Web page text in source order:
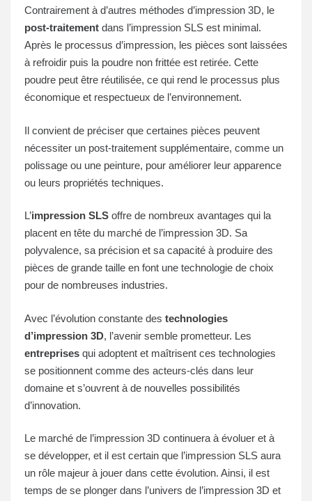
Contrairement à d’autres méthodes d’impression 3D, le
post-traitement dans l’impression SLS est minimal.
Après le processus d’impression, les pièces sont laissées
à refroidir puis la poudre non frittée est retirée. Cette
poudre peut être réutilisée, ce qui rend le processus plus
économique et respectueux de l’environnement.
Il convient de préciser que certaines pièces peuvent
nécessiter un post-traitement supplémentaire, comme un
polissage ou une peinture, pour améliorer leur apparence
ou leurs propriétés techniques.
L’impression SLS offre de nombreux avantages qui la
placent en tête du marché de l’impression 3D. Sa
polyvalence, sa précision et sa capacité à produire des
pièces de grande taille en font une technologie de choix
pour de nombreuses industries.
Avec l’évolution constante des technologies
d’impression 3D, l’avenir semble prometteur. Les
entreprises qui adoptent et maîtrisent ces technologies
se positionnent comme des acteurs-clés dans leur
domaine et s’ouvrent à de nouvelles possibilités
d’innovation.
Le marché de l’impression 3D continuera à évoluer et à
se développer, et il est certain que l’impression SLS aura
un rôle majeur à jouer dans cette évolution. Ainsi, il est
temps de se plonger dans l’univers de l’impression 3D et